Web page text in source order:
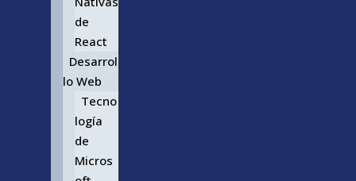
de
React
Desarrol
lo Web
Tecno
logía
de
Micros